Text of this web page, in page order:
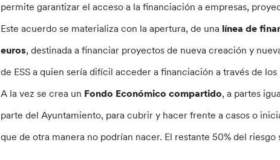
permite garantizar el acceso a la financiación a empresas,
Este acuerdo se materializa con la apertura, de una línea de
euros, destinada a financiar proyectos de nueva creación y
de ESS a quien sería difícil acceder a financiación a través de
A la vez se crea un Fondo Económico compartido, a partes
parte del Ayuntamiento, para cubrir y hacer frente a casos o
que de otra manera no podrían nacer. El restante 50% del